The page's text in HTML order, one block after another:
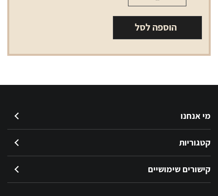
של
אל
slims
הוספה לסל
מי אנחנו
קטגוריות
קישורים שימושיים